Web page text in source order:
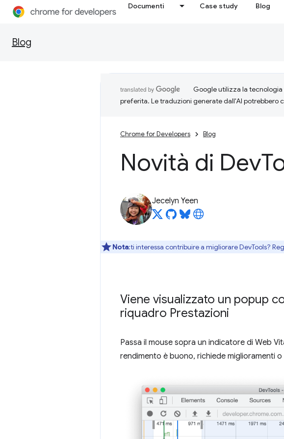
Documenti Case study Blog
Blog
Google utilizza la
preferita. Le traduzioni generate dall'AI potrebbero
Chrome for Developers Blog
Novità di Dev
Jecelyn Yeen
Nota:ti interessa contribuire a migliorare DevTools?
Viene visualizzato un popup
riquadro Prestazioni
Passa il mouse sopra un indicatore di Web
rendimento è buono, richiede miglioramenti o